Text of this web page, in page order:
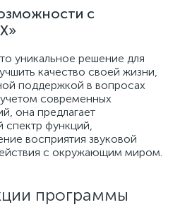
с
уникальное решение для
качество своей жизни,
поддержкой в вопросах
современных
она предлагает
спектр функций,
восприятия звуковой
с окружающим миром.
программы